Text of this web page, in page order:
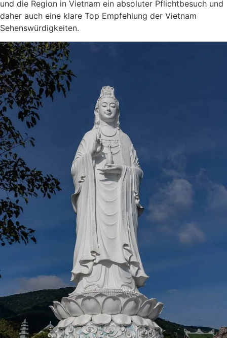
und die Region in Vietnam ein absoluter Pflichtbesuch und
daher auch eine klare Top Empfehlung der Vietnam
Sehenswürdigkeiten.